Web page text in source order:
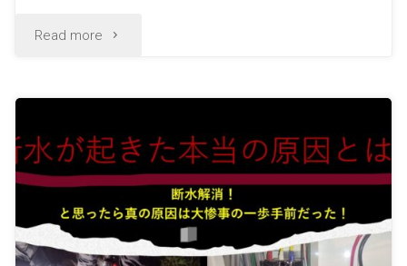
Read more